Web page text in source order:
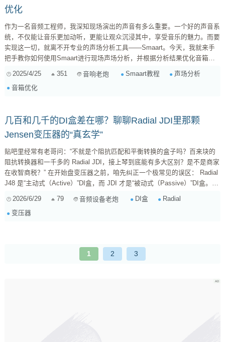
优化
作为一名音频工程师，我深知现场演出的声音有多么重要。一个好的声音系
统，不仅能让音乐更加动听，更能让观众沉浸其中，享受音乐的魅力。而要
实现这一切，就离不开专业的声场分析工具——Smaart。今天，我就来手
把手教你如何使用Smaart进行现场声场分析，并根据分析结果优化音箱系
件，但Smaart凭借其强大的功能、精准的测量和直观的操作界面，成为了
行业内的标杆。它可以帮助我们快速、准确地了解现场的声学特性，从而有
2025/4/25 351 音响老炮 Smaart教程
声场分析
音箱优化
几百和几千的DI盒差在哪？聊聊Radial JDI里那颗
Jensen变压器的“真玄学”
贴吧里经常有老哥问：“不就是个阻抗匹配和平衡转换的盒子吗？百来块的
阻抗转换器和一千多的 Radial JDI，接上琴到底能有多大区别？是不是商家
在收智商税？” 在开始盘变压器之前，咱先纠正一个极常见的误区： Radial
J48 是“主动式（Active）”DI盒，而 JDI 才是“被动式（Passive）”DI盒。
J48 里面是没有音频变压器的，它靠 48V 幻象电源供电，走的是内部升压
电路来获取超大动态；而 JDI 才是真正把“被动变压器”玩到极致的行业标
杆。 今天不扯虚无缥缈的“空气感”、“温暖度”，纯从...
2026/6/29 79 音频设备老炮 DI盒
Radial
变压器
1 2 3